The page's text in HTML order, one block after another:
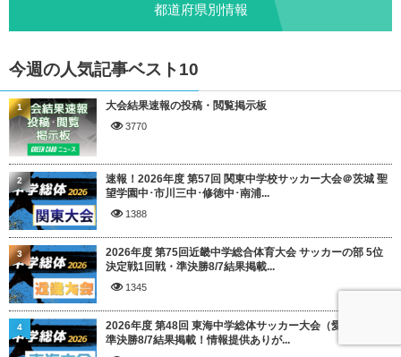
都道府県別情報
今週の人気記事ベスト10
大会結果速報の投稿・閲覧掲示板
3770
1
速報！2026年度 第57回 関東中学校サッカー大会＠茨城 聖
望学園中･市川三中･修徳中･南浦...
1388
2
2026年度 第75回近畿中学総合体育大会 サッカーの部 5位
決定戦1回戦・準決勝8/7結果掲載...
1345
3
2026年度 第48回 東海中学総体サッカー大会（愛知開催）
準決勝8/7結果掲載！情報提供ありが...
4